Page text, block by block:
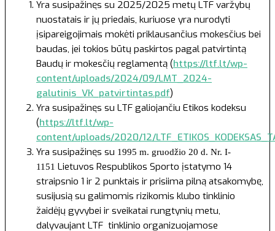
Yra susipažinęs su 2025/2025 metų LTF varžybų
nuostatais ir jų priedais, kuriuose yra nurodyti
įsipareigojimais mokėti priklausančius mokesčius bei
baudas, jei tokios būtų paskirtos pagal patvirtintą
Baudų ir mokesčių reglamentą (https://ltf.lt/wp-
content/uploads/2024/09/LMT_2024-
galutinis_VK_patvirtintas.pdf)
Yra susipažinęs su LTF galiojančiu Etikos kodeksu
(https://ltf.lt/wp-
content/uploads/2020/12/
Yra susipažinęs su 1995 m. gruodžio 20 d. Nr. I-
1151 Lietuvos Respublikos Sporto įstatymo 14
straipsnio 1 ir 2 punktais ir prisiima pilną atsakomybę,
susijusią su galimomis rizikomis klubo tinklinio
žaidėjų gyvybei ir sveikatai rungtynių metu,
dalyvaujant LTF tinklinio organizuojamose